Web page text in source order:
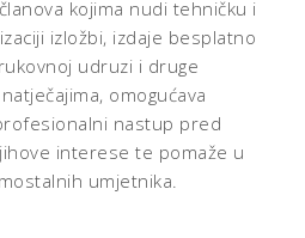
kojima nudi tehničku i
izložbi, izdaje besplatno
udruzi i druge
omogućava
nastup pred
interese te pomaže u
umjetnika.